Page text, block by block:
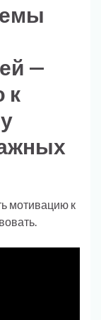
—
к
мотивацию к
.